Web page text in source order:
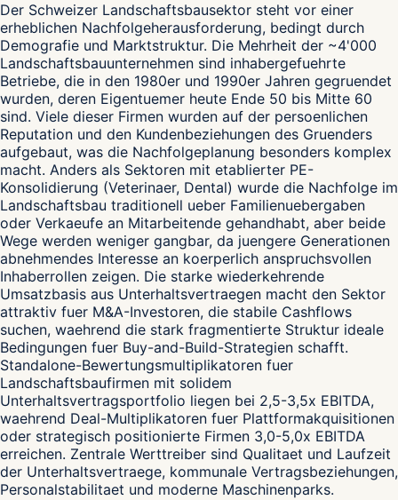
Der Schweizer Landschaftsbausektor steht vor einer
erheblichen Nachfolgeherausforderung, bedingt durch
Demografie und Marktstruktur. Die Mehrheit der ~4'000
Landschaftsbauunternehmen sind inhabergefuehrte
Betriebe, die in den 1980er und 1990er Jahren gegruendet
wurden, deren Eigentuemer heute Ende 50 bis Mitte 60
sind. Viele dieser Firmen wurden auf der persoenlichen
Reputation und den Kundenbeziehungen des Gruenders
aufgebaut, was die Nachfolgeplanung besonders komplex
macht. Anders als Sektoren mit etablierter PE-
Konsolidierung (Veterinaer, Dental) wurde die Nachfolge im
Landschaftsbau traditionell ueber Familienuebergaben
oder Verkaeufe an Mitarbeitende gehandhabt, aber beide
Wege werden weniger gangbar, da juengere Generationen
abnehmendes Interesse an koerperlich anspruchsvollen
Inhaberrollen zeigen. Die starke wiederkehrende
Umsatzbasis aus Unterhaltsvertraegen macht den Sektor
attraktiv fuer M&A-Investoren, die stabile Cashflows
suchen, waehrend die stark fragmentierte Struktur ideale
Bedingungen fuer Buy-and-Build-Strategien schafft.
Standalone-Bewertungsmultiplikatoren fuer
Landschaftsbaufirmen mit solidem
Unterhaltsvertragsportfolio liegen bei 2,5-3,5x EBITDA,
waehrend Deal-Multiplikatoren fuer Plattformakquisitionen
oder strategisch positionierte Firmen 3,0-5,0x EBITDA
erreichen. Zentrale Werttreiber sind Qualitaet und Laufzeit
der Unterhaltsvertraege, kommunale Vertragsbeziehungen,
Personalstabilitaet und moderne Maschinenparks.